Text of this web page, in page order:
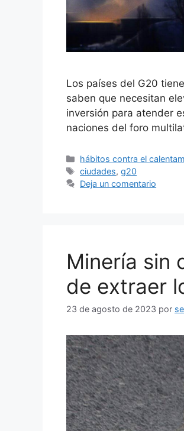
Los países del G20
saben que necesitan
inversión para atender
naciones del foro
Categorías
hábitos contra el
Etiquetas
ciudades,g20
Deja un comentario
Minería sin
de extraer
23 de agosto de 2023 por